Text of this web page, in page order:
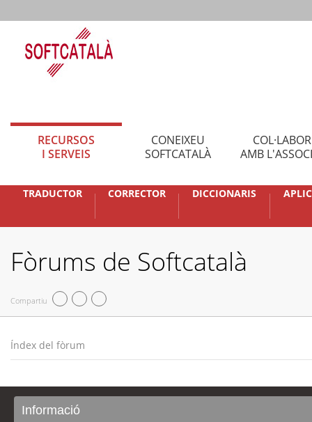
RECURSOS
I SERVEIS
CONEIXEU
SOFTCATALÀ
AMB
TRADUCTOR CORRECTOR DICCIONARIS
Fòrums de Softcatalà
Compartiu
Índex del fòrum
Informació